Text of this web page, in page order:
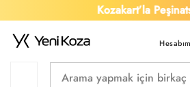
Kozakart’la Peşinatsız